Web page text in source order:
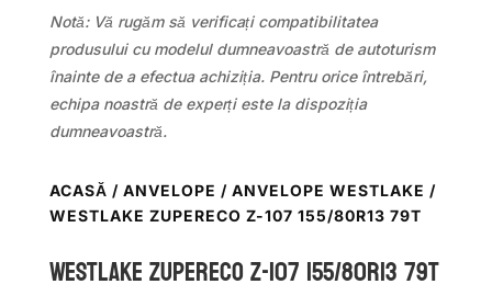
Notă: Vă rugăm să verificați compatibilitatea
produsului cu modelul dumneavoastră de autoturism
înainte de a efectua achiziția. Pentru orice întrebări,
echipa noastră de experți este la dispoziția
dumneavoastră.
ACASĂ / ANVELOPE / ANVELOPE WESTLAKE /
WESTLAKE ZUPERECO Z-107 155/80R13 79T
WestLake ZUPERECO Z-107 155/80R13 79T